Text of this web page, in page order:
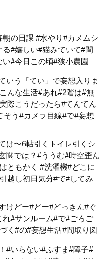
朝の日課 #水やり#カメムシ
る#嬉しい#猫みていて#間
#今日この頃#狭小農園
いう「てい」で妄想入りま
んな生活#あれ#2階は#無
際こうだったら#てんてん
そう#カメラ目線#で#妄想
は〜6帖引くトイレ引くシ
関では？#ううむ#時空歪ん
ともかく #洗濯機#どこに
越し初日気分#で#してみ
けどー#どー#どっきん#ぐ
れ#サンルーム#で#ごろご
く#の#妄想生活#間取り図
#いらない#ふすま#障子#